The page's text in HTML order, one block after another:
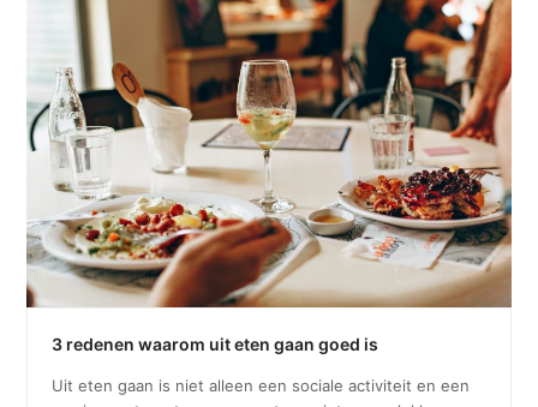
3 redenen waarom uit eten gaan goed is
Uit eten gaan is niet alleen een sociale activiteit en een